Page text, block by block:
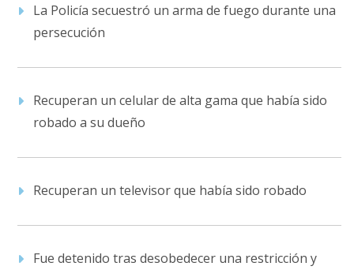
La Policía secuestró un arma de fuego durante una
persecución
Recuperan un celular de alta gama que había sido
robado a su dueño
Recuperan un televisor que había sido robado
Fue detenido tras desobedecer una restricción y